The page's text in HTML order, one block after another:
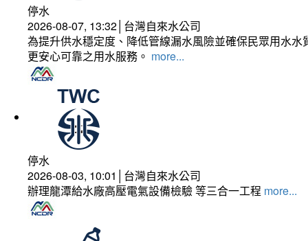
停水
2026-08-07, 13:32│台灣自來水公司
為提升供水穩定度、降低管線漏水風險並確保民眾用水
更安心可靠之用水服務。 more...
停水
2026-08-03, 10:01│台灣自來水公司
辦理龍潭給水廠高壓電氣設備檢驗 等三合一工程 more...